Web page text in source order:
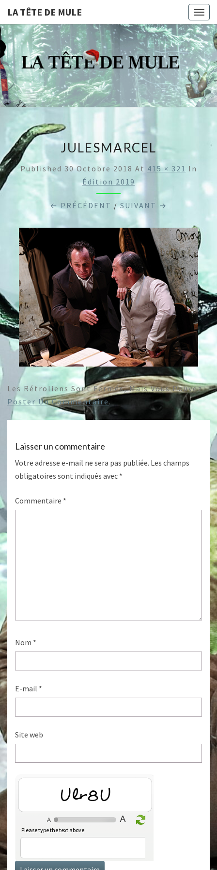
LA TÊTE DE MULE
LA
TÊTE
DE
MULE
Compagnie De
Théâtre
Professionnelle
Dijonnaise
JULESMARCEL
Published 30 Octobre 2018 At 415 × 321 In
Édition 2019
← PRÉCÉDENT /SUIVANT →
Les Rétroliens Sont Fermés, Mais Vous Pouvez
Poster Un Commentaire.
Laisser un commentaire
Votre adresse e-mail ne sera pas publiée. Les champs
obligatoires sont indiqués avec *
Commentaire *
Nom *
E-mail *
Site web
Kp49K
Please type the text above: